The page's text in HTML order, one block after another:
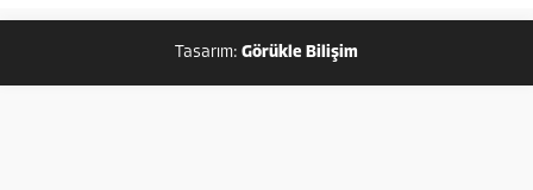
Tasarım: Görükle Bilişim